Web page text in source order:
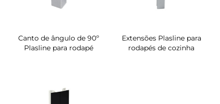
Canto de ângulo de 90º
Plasline para rodapé
Extensões Plasline para
rodapés de cozinha